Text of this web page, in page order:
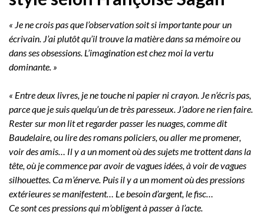
« Je ne crois pas que l’observation soit si importante pour un
écrivain. J’ai plutôt qu’il trouve la matière dans sa mémoire ou
dans ses obsessions. L’imagination est chez moi la vertu
dominante. »
« Entre deux livres, je ne touche ni papier ni crayon. Je n’écris pas,
parce que je suis quelqu’un de très paresseux. J’adore ne rien faire.
Rester sur mon lit et regarder passer les nuages, comme dit
Baudelaire, ou lire des romans policiers, ou aller me promener,
voir des amis… Il y a un moment où des sujets me trottent dans la
tête, où je commence par avoir de vagues idées, à voir de vagues
silhouettes. Ca m’énerve. Puis il y a un moment où des pressions
extérieures se manifestent… Le besoin d’argent, le fisc…
Ce sont ces pressions qui m’obligent à passer à l’acte.